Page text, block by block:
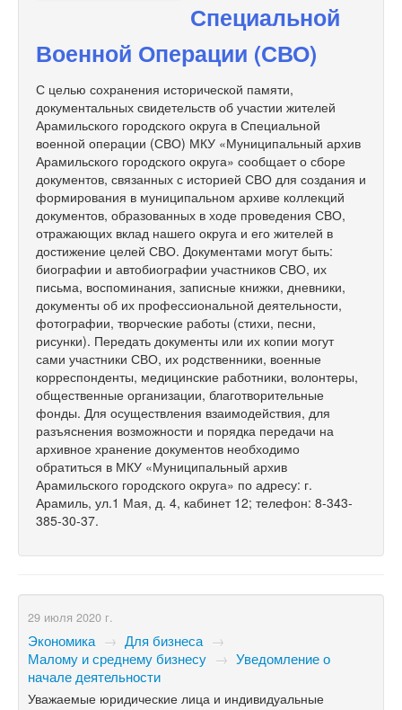
Специальной
Военной Операции (СВО)
С целью сохранения исторической памяти,
документальных свидетельств об участии жителей
Арамильского городского округа в Специальной
военной операции (СВО) МКУ «Муниципальный архив
Арамильского городского округа» сообщает о сборе
документов, связанных с историей СВО для создания и
формирования в муниципальном архиве коллекций
документов, образованных в ходе проведения СВО,
отражающих вклад нашего округа и его жителей в
достижение целей СВО. Документами могут быть:
биографии и автобиографии участников СВО, их
письма, воспоминания, записные книжки, дневники,
документы об их профессиональной деятельности,
фотографии, творческие работы (стихи, песни,
рисунки). Передать документы или их копии могут
сами участники СВО, их родственники, военные
корреспонденты, медицинские работники, волонтеры,
общественные организации, благотворительные
фонды. Для осуществления взаимодействия, для
разъяснения возможности и порядка передачи на
архивное хранение документов необходимо
обратиться в МКУ «Муниципальный архив
Арамильского городского округа» по адресу: г.
Арамиль, ул.1 Мая, д. 4, кабинет 12; телефон: 8-343-
385-30-37.
29 июля 2020 г.
Экономика → Для бизнеса →
Малому и среднему бизнесу → Уведомление о
начале деятельности
Уважаемые юридические лица и индивидуальные